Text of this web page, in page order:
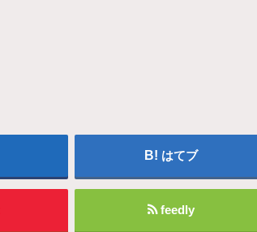
はてブ
feedly